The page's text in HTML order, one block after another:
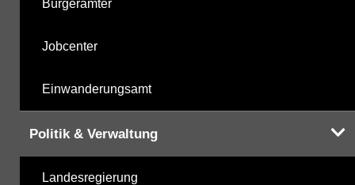
Bürgerämter
Jobcenter
Einwanderungsamt
Politik & Verwaltung
Landesregierung